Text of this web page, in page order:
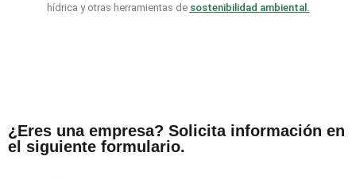
hídrica y otras herramientas de sostenibilidad ambiental.
¿Eres una empresa? Solicita información en
el siguiente formulario.